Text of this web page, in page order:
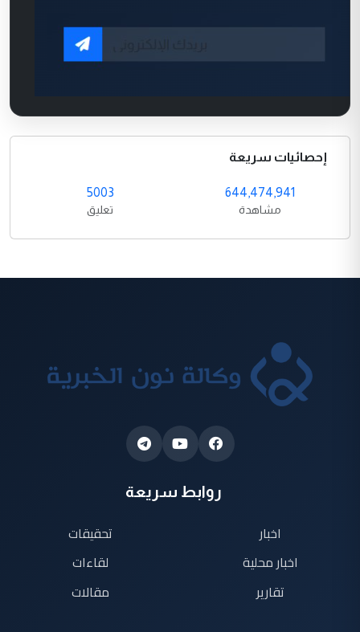
إحصائيات سريعة
644,474,941
مشاهدة
5003
تعليق
روابط سريعة
اخبار
اخبار محلية
تقارير
تحقيقات
لقاءات
مقالات